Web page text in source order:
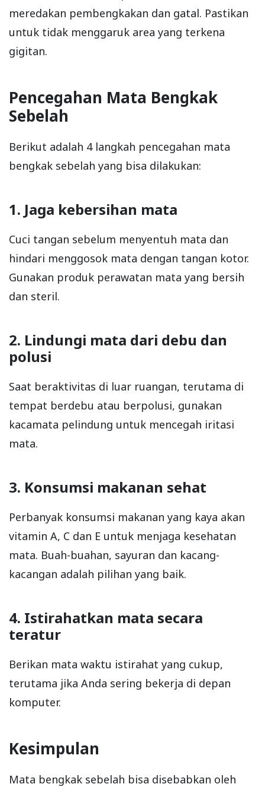
meredakan pembengkakan dan gatal. Pastikan
untuk tidak menggaruk area yang terkena
gigitan.
Pencegahan Mata Bengkak
Sebelah
Berikut adalah 4 langkah pencegahan mata
bengkak sebelah yang bisa dilakukan:
1. Jaga kebersihan mata
Cuci tangan sebelum menyentuh mata dan
hindari menggosok mata dengan tangan kotor.
Gunakan produk perawatan mata yang bersih
dan steril.
2. Lindungi mata dari debu dan
polusi
Saat beraktivitas di luar ruangan, terutama di
tempat berdebu atau berpolusi, gunakan
kacamata pelindung untuk mencegah iritasi
mata.
3. Konsumsi makanan sehat
Perbanyak konsumsi makanan yang kaya akan
vitamin A, C dan E untuk menjaga kesehatan
mata. Buah-buahan, sayuran dan kacang-
kacangan adalah pilihan yang baik.
4. Istirahatkan mata secara
teratur
Berikan mata waktu istirahat yang cukup,
terutama jika Anda sering bekerja di depan
komputer.
Kesimpulan
Mata bengkak sebelah bisa disebabkan oleh